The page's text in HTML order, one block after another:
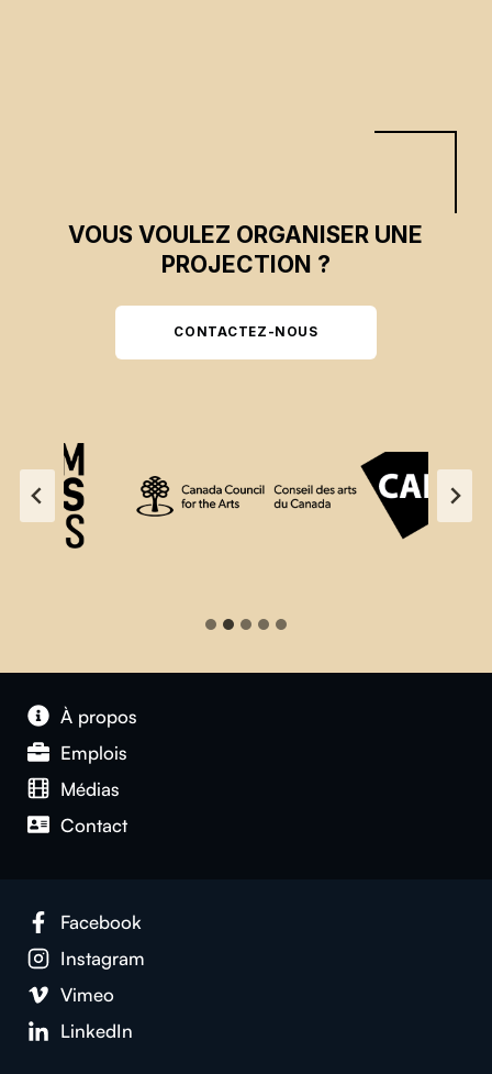
VOUS VOULEZ ORGANISER UNE
PROJECTION ?
CONTACTEZ-NOUS
À propos
Emplois
Médias
Contact
Facebook
Instagram
Vimeo
LinkedIn